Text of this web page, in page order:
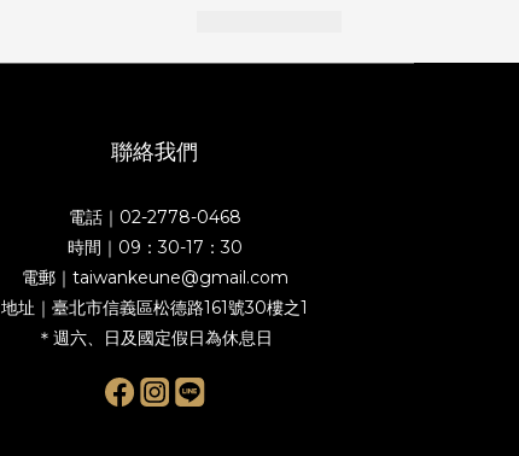
聯絡我們
電話｜02-2778-0468
時間｜09：30-17：30
電郵｜taiwankeune@gmail.com
地址｜臺北市信義區松德路161號30樓之1
＊週六、日及國定假日為休息日